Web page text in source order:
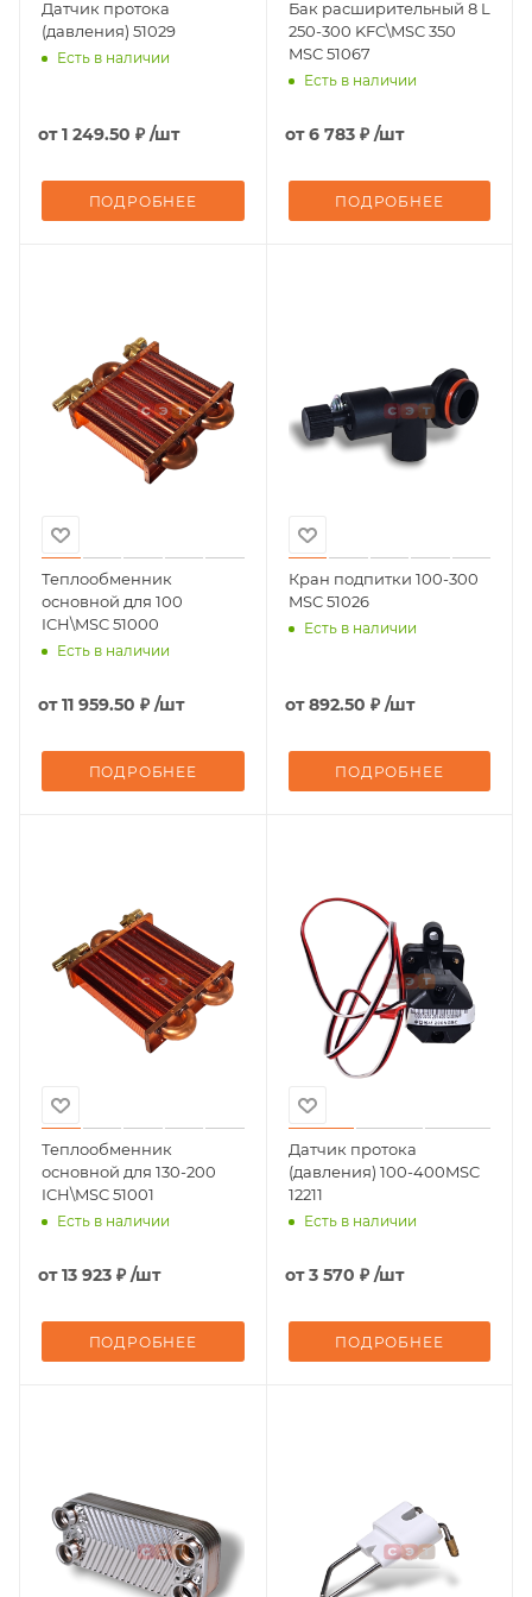
Датчик протока
(давления) 51029
Есть в наличии
от1 249.50 ₽ /шт
ПОДРОБНЕЕ
Бак расширительный 8 L
250-300 KFC\MSC 350
MSC 51067
Есть в наличии
от6 783 ₽ /шт
ПОДРОБНЕЕ
Теплообменник
основной для 100
ICH\MSC 51000
Есть в наличии
от11 959.50 ₽ /шт
ПОДРОБНЕЕ
Кран подпитки 100-300
MSC 51026
Есть в наличии
от892.50 ₽ /шт
ПОДРОБНЕЕ
Теплообменник
основной для 130-200
ICH\MSC 51001
Есть в наличии
от13 923 ₽ /шт
ПОДРОБНЕЕ
Датчик протока
(давления) 100-400MSC
12211
Есть в наличии
от3 570 ₽ /шт
ПОДРОБНЕЕ